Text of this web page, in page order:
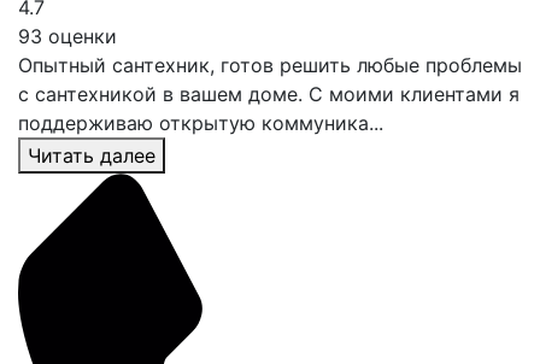
4.7
93 оценки
Опытный сантехник, готов решить любые проблемы
с сантехникой в вашем доме. С моими клиентами я
поддерживаю открытую коммуника...
Читать далее